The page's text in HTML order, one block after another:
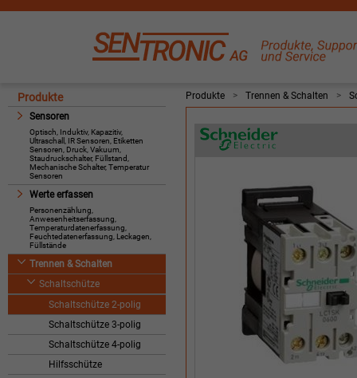
Produkte
Sensoren
Optisch, Induktiv, Kapazitiv,
Ultraschall, IR Sensoren, Etiketten
Sensoren, Druck, Vakuum,
Staudruckschalter, Füllstand,
Mechanische Schalter, Temperatur
Sensoren
Werte erfassen
Personenzählung,
Anwesenheitserfassung,
Temperaturdatenerfassung,
Feuchtedatenerfassung, Leckagen,
Füllstände
Trennen & Schalten
Schaltschütze
Schaltschütze 2-polig
Schaltschütze 3-polig
Schaltschütze 4-polig
Hilfsschütze
Produkte > Trennen & Schalten >